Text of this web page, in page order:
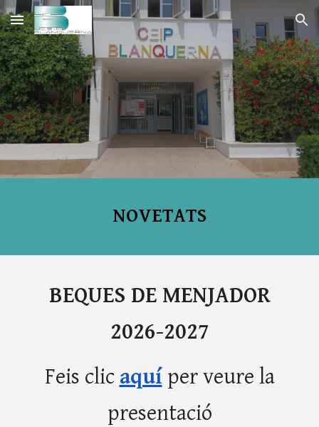
Skip to main content Skip to navigation
NOVETATS
BEQUES DE MENJADOR
2026-2027
Feis clic aquíper veure la
presentació